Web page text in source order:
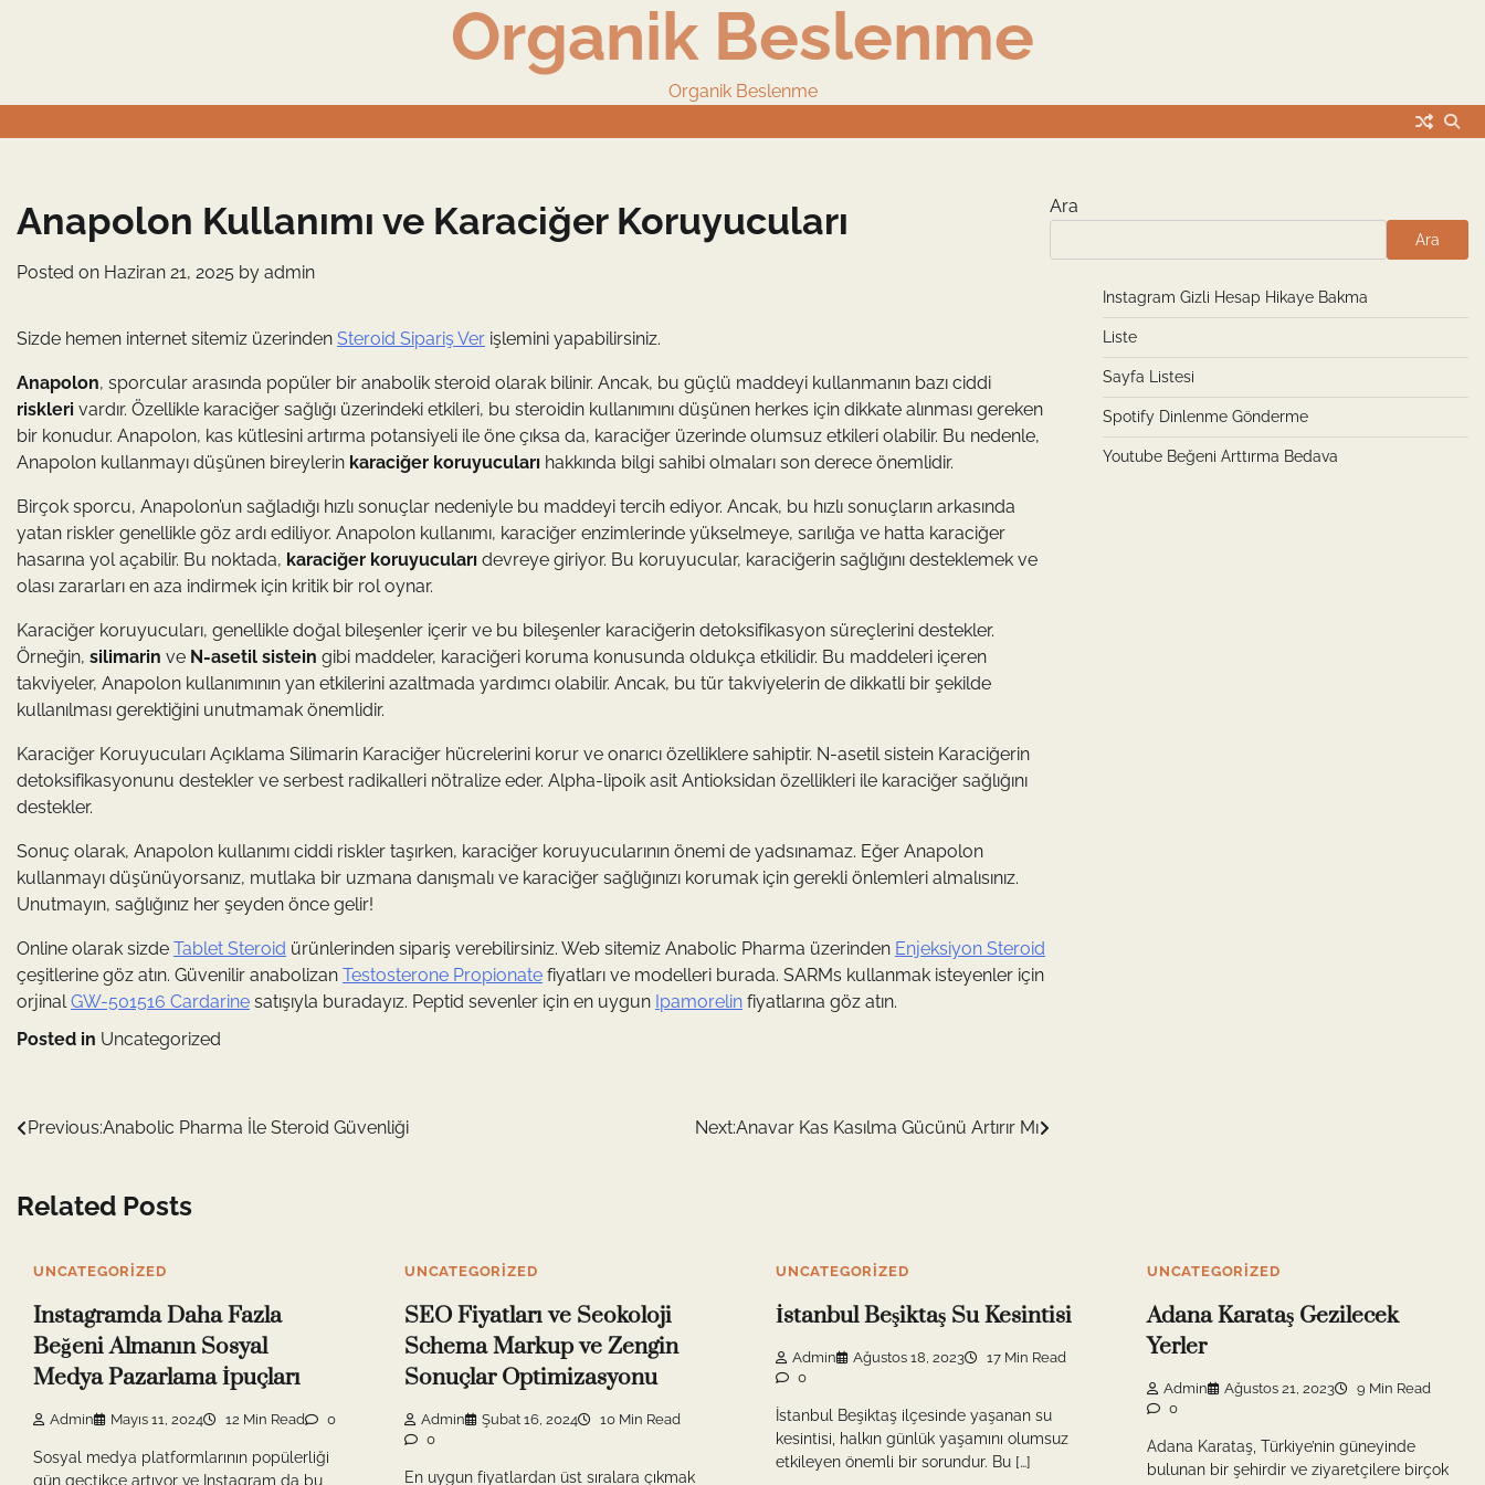
Organik Beslenme
Organik Beslenme
Anapolon Kullanımı ve Karaciğer Koruyucuları
Posted on Haziran 21, 2025 by admin
Sizde hemen internet sitemiz üzerinden Steroid Sipariş Ver işlemini yapabilirsiniz.
Anapolon, sporcular arasında popüler bir anabolik steroid olarak bilinir. Ancak, bu güçlü maddeyi kullanmanın bazı ciddi
riskleri vardır. Özellikle karaciğer sağlığı üzerindeki etkileri, bu steroidin kullanımını düşünen herkes için dikkate alınması gereken
bir konudur. Anapolon, kas kütlesini artırma potansiyeli ile öne çıksa da, karaciğer üzerinde olumsuz etkileri olabilir. Bu nedenle,
Anapolon kullanmayı düşünen bireylerin karaciğer koruyucuları hakkında bilgi sahibi olmaları son derece önemlidir.
Birçok sporcu, Anapolon’un sağladığı hızlı sonuçlar nedeniyle bu maddeyi tercih ediyor. Ancak, bu hızlı sonuçların arkasında
yatan riskler genellikle göz ardı ediliyor. Anapolon kullanımı, karaciğer enzimlerinde yükselmeye, sarılığa ve hatta karaciğer
hasarına yol açabilir. Bu noktada, karaciğer koruyucuları devreye giriyor. Bu koruyucular, karaciğerin sağlığını desteklemek ve
olası zararları en aza indirmek için kritik bir rol oynar.
Karaciğer koruyucuları, genellikle doğal bileşenler içerir ve bu bileşenler karaciğerin detoksifikasyon süreçlerini destekler.
Örneğin, silimarin ve N-asetil sistein gibi maddeler, karaciğeri koruma konusunda oldukça etkilidir. Bu maddeleri içeren
takviyeler, Anapolon kullanımının yan etkilerini azaltmada yardımcı olabilir. Ancak, bu tür takviyelerin de dikkatli bir şekilde
kullanılması gerektiğini unutmamak önemlidir.
Karaciğer Koruyucuları Açıklama Silimarin Karaciğer hücrelerini korur ve onarıcı özelliklere sahiptir. N-asetil sistein Karaciğerin
detoksifikasyonunu destekler ve serbest radikalleri nötralize eder. Alpha-lipoik asit Antioksidan özellikleri ile karaciğer sağlığını
destekler.
Sonuç olarak, Anapolon kullanımı ciddi riskler taşırken, karaciğer koruyucularının önemi de yadsınamaz. Eğer Anapolon
kullanmayı düşünüyorsanız, mutlaka bir uzmana danışmalı ve karaciğer sağlığınızı korumak için gerekli önlemleri almalısınız.
Unutmayın, sağlığınız her şeyden önce gelir!
Online olarak sizde Tablet Steroid ürünlerinden sipariş verebilirsiniz. Web sitemiz Anabolic Pharma üzerinden Enjeksiyon Steroid
çeşitlerine göz atın. Güvenilir anabolizan Testosterone Propionate fiyatları ve modelleri burada. SARMs kullanmak isteyenler için
orjinalGW-501516 Cardarine satışıyla buradayız. Peptid sevenler için en uygun Ipamorelin fiyatlarına göz atın.
Posted in Uncategorized
Yazı
Previous:Anabolic Pharma İle Steroid Güvenliği Next:Anavar Kas Kasılma Gücünü Artırır Mı
Ara
Ara
Instagram Gizli Hesap Hikaye Bakma
Liste
Sayfa Listesi
Spotify Dinlenme Gönderme
Youtube Beğeni Arttırma Bedava
Related Posts
UNCATEGORIZED
Instagramda Daha Fazla
Beğeni Almanın Sosyal
Medya Pazarlama İpuçları
Admin Mayıs 11, 2024 12 Min Read 0
Sosyal medya platformlarının popülerliği
gün geçtikçe artıyor ve Instagram da bu
UNCATEGORIZED
SEO Fiyatları ve Seokoloji
Schema Markup ve Zengin
Sonuçlar Optimizasyonu
Admin Şubat 16, 2024
10 Min Read
0
En uygun fiyatlardan üst sıralara çıkmak
UNCATEGORIZED
İstanbul Beşiktaş Su Kesintisi
Admin Ağustos 18, 2023
17 Min Read
0
İstanbul Beşiktaş ilçesinde yaşanan su
kesintisi, halkın günlük yaşamını olumsuz
etkileyen önemli bir sorundur. Bu […]
UNCATEGORIZED
Adana Karataş Gezilecek
Yerler
Admin Ağustos 21, 2023
9 Min Read
0
Adana Karataş, Türkiye’nin güneyinde
bulunan bir şehirdir ve ziyaretçilere birçok